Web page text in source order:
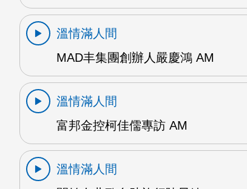
溫情滿人間
MAD丰集團創辦人嚴慶鴻 AM
溫情滿人間
富邦金控柯佳儒專訪 AM
溫情滿人間